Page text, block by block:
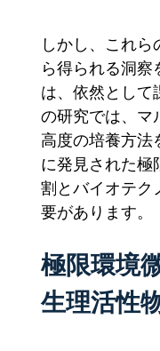
しかし、これ
ら得られる洞
は、依然として
の研究では、マ
高度の培養方法
に発見された極
割とバイオテク
要があります。
極限環境
生理活性